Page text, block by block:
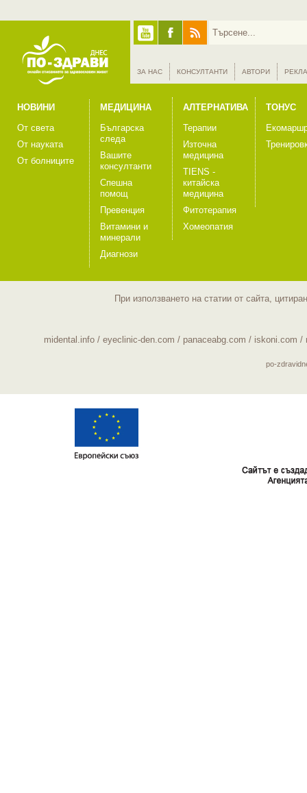
ЗА НАС КОНСУЛТАНТИ АВТОРИ
НОВИНИ
От света
От науката
От болниците
МЕДИЦИНА
Българска
следа
Вашите
консултанти
Спешна
помощ
Превенция
Витамини и
минерали
Диагнози
АЛТЕРНАТИВА
Терапии
Източна
медицина
TIENS -
китайска
медицина
Фитотерапия
Хомеопатия
ТОНУС
При използването на статии от сайта,
midental.info/ eyeclinic-den.com / panaceabg.com / iskoni.com /
po-